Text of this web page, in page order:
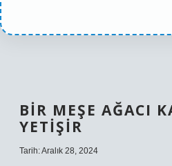
BIR MEŞE AĞACI
YETIŞIR
Tarih: Aralık 28, 2024